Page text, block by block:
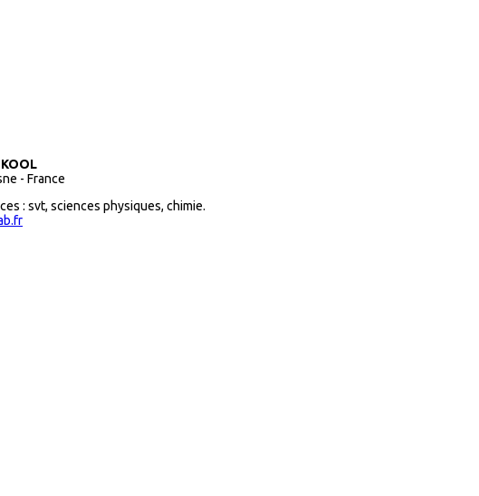
- France
: svt, sciences physiques, chimie.